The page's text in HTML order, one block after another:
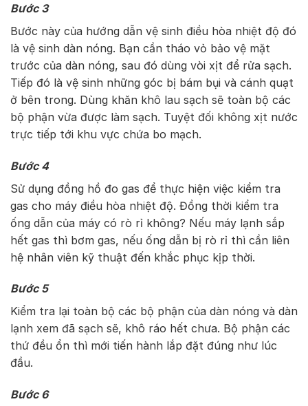
Bước 3
Bước này của hướng dẫn vệ sinh điều hòa nhiệt độ đó
là vệ sinh dàn nóng. Bạn cần tháo vỏ bảo vệ mặt
trước của dàn nóng, sau đó dùng vòi xịt để rửa sạch.
Tiếp đó là vệ sinh những góc bị bám bụi và cánh quạt
ở bên trong. Dùng khăn khô lau sạch sẽ toàn bộ các
bộ phận vừa được làm sạch. Tuyệt đối không xịt nước
trực tiếp tới khu vực chứa bo mạch.
Bước 4
Sử dụng đồng hồ đo gas để thực hiện việc kiểm tra
gas cho máy điều hòa nhiệt độ. Đồng thời kiểm tra
ống dẫn của máy có rò rỉ không? Nếu máy lạnh sắp
hết gas thì bơm gas, nếu ống dẫn bị rò rỉ thì cần liên
hệ nhân viên kỹ thuật đến khắc phục kịp thời.
Bước 5
Kiểm tra lại toàn bộ các bộ phận của dàn nóng và dàn
lạnh xem đã sạch sẽ, khô ráo hết chưa. Bộ phận các
thứ đều ổn thì mới tiến hành lắp đặt đúng như lúc
đầu.
Bước 6